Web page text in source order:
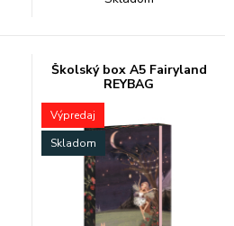
Školský box A5 Fairyland
REYBAG
Výpredaj
Skladom